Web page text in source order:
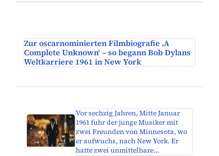
Zur oscarnominierten Filmbiografie ‚A
Complete Unknown‘ – so begann Bob Dylans
Weltkarriere 1961 in New York
Vor sechzig Jahren, Mitte Januar
1961 fuhr der junge Musiker mit
zwei Freunden von Minnesota, wo
er aufwuchs, nach New York. Er
hatte zwei unmittelbare…